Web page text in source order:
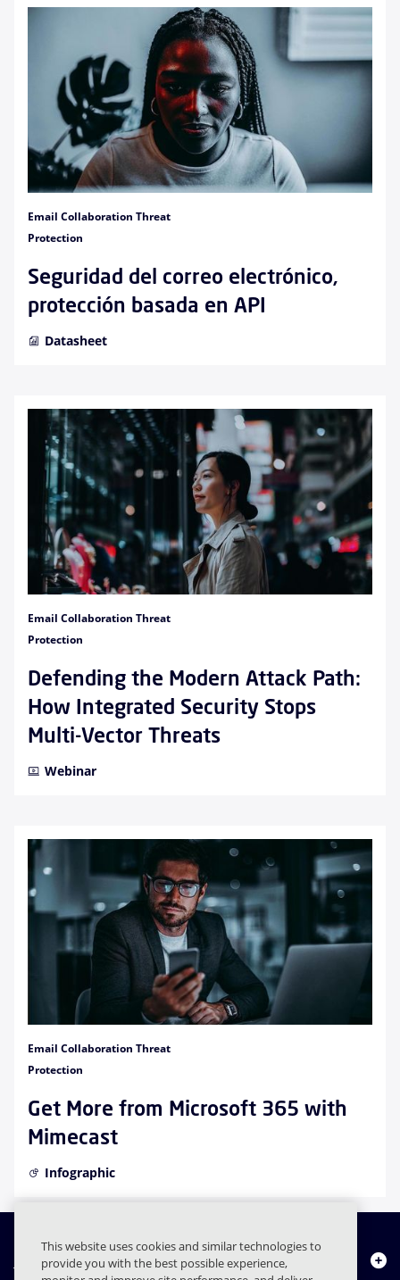
Email Collaboration Threat
Protection
Seguridad del correo electrónico,
protección basada en API
Datasheet
Email Collaboration Threat
Protection
Defending the Modern Attack Path:
How Integrated Security Stops
Multi-Vector Threats
Webinar
Email Collaboration Threat
Protection
Get More from Microsoft 365 with
Mimecast
Infographic
Quiénes somos
This website uses cookies and similar technologies to
provide you with the best possible experience,